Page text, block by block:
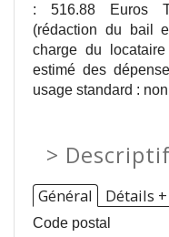
: 516.88 Euros
(rédaction du bail
charge du
estimé des
usage standard :
>
Général Détails +
Code postal